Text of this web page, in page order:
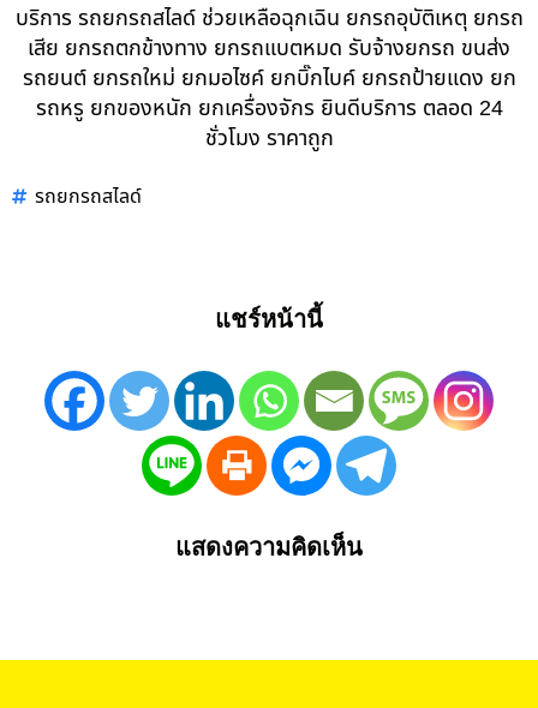
บริการ รถยกรถสไลด์ ช่วยเหลือฉุกเฉิน ยกรถอุบัติเหตุ ยกรถ
เสีย ยกรถตกข้างทาง ยกรถแบตหมด รับจ้างยกรถ ขนส่ง
รถยนต์ ยกรถใหม่ ยกมอไซค์ ยกบิ๊กไบค์ ยกรถป้ายแดง ยก
รถหรู ยกของหนัก ยกเครื่องจักร ยินดีบริการ ตลอด 24
ชั่วโมง ราคาถูก
รถยกรถสไลด์
แชร์หน้านี้
แสดงความคิดเห็น